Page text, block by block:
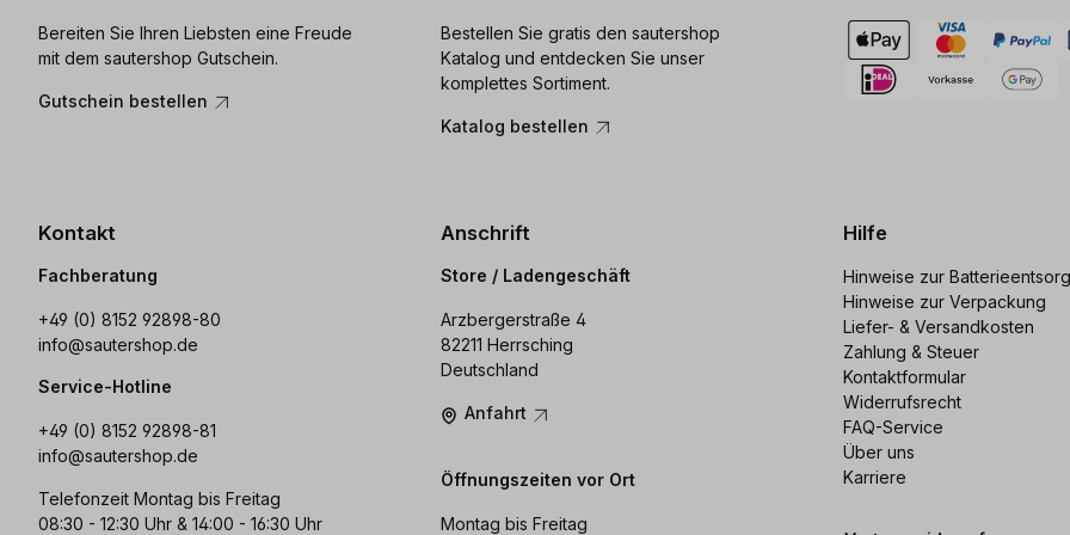
Bereiten Sie Ihren Liebsten eine Freude
mit dem sautershop Gutschein.
Gutschein bestellen
Bestellen Sie gratis den sautershop
Katalog und entdecken Sie unser
komplettes Sortiment.
Katalog bestellen
Kontakt
Fachberatung
+49 (0) 8152 92898-80
info@sautershop.de
Service-Hotline
+49 (0) 8152 92898-81
info@sautershop.de
Telefonzeit Montag bis Freitag
08:30 - 12:30 Uhr & 14:00 - 16:30 Uhr
Anschrift
Store / Ladengeschäft
Arzbergerstraße 4
82211 Herrsching
Deutschland
Anfahrt
Öffnungszeiten vor Ort
Montag bis Freitag
Hilfe
Hinweise zur
Hinweise zur Verpackung
Liefer- & Versandkosten
Zahlung & Steuer
Kontaktformular
Widerrufsrecht
FAQ-Service
Über uns
Karriere